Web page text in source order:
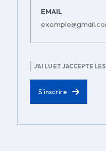
EMAIL
RGPD
J’AI LU ET J’ACCEPTE LES